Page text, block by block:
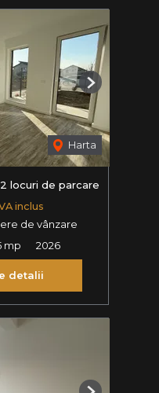
Harta
Next
locuri de parcare
inclus
de vânzare
mp 2026
detalii